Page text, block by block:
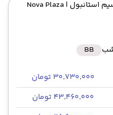
استانبول | Nova Plaza
BB
۳۰٬۷۳۰٬۰۰۰ تومان
۴۳٬۴۶۰٬۰۰۰ تومان